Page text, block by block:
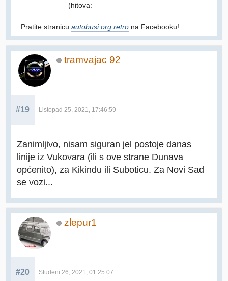
(hitova:
Pratite stranicu autobusi.org retro na Facebooku!
tramvajac 92
#19 Listopad 25, 2021, 17:46:59
Zanimljivo, nisam siguran jel postoje danas
linije iz Vukovara (ili s ove strane Dunava
općenito), za Kikindu ili Suboticu. Za Novi Sad
se vozi...
zlepur1
#20 Studeni 26, 2021, 01:25:07